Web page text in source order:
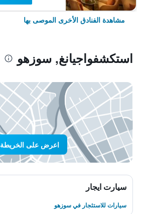
مشاهدة الفنادق الأخرى الموصى بها
استكشفواجيانغ, سوزهو
اعرض على الخريطة
سيارت ايجار
سيارات للاستئجار في سوزهو